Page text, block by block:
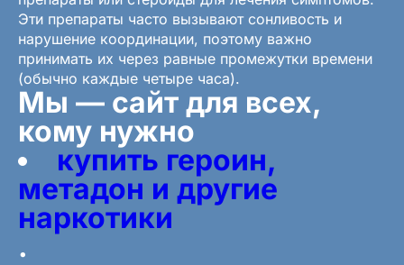
Эти препараты часто вызывают сонливость и
нарушение координации, поэтому важно
принимать их через равные промежутки времени
(обычно каждые четыре часа).
Мы — сайт для всех,
кому нужно
купить героин,
метадон и другие
наркотики
.